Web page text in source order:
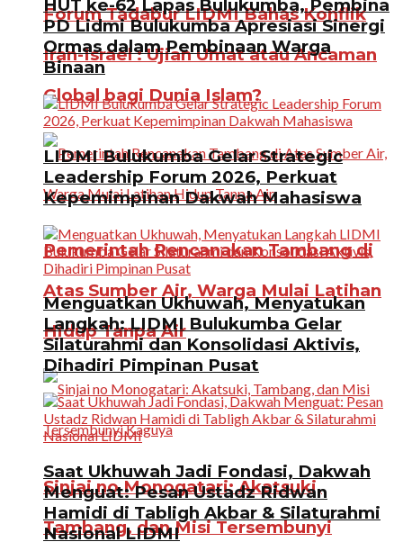
Forum Tadabur LIDMI Bahas Konflik
Iran-Israel : Ujian Umat atau Ancaman
Global bagi Dunia Islam?
Pemerintah Rencanakan Tambang di
Atas Sumber Air, Warga Mulai Latihan
Hidup Tanpa Air
Sinjai no Monogatari: Akatsuki,
Tambang, dan Misi Tersembunyi
HUT ke-62 Lapas Bulukumba, Pembina
PD Lidmi Bulukumba Apresiasi Sinergi
Ormas dalam Pembinaan Warga
Binaan
LIDMI Bulukumba Gelar Strategic
Leadership Forum 2026, Perkuat
Kepemimpinan Dakwah Mahasiswa
Menguatkan Ukhuwah, Menyatukan
Langkah: LIDMI Bulukumba Gelar
Silaturahmi dan Konsolidasi Aktivis,
Dihadiri Pimpinan Pusat
Saat Ukhuwah Jadi Fondasi, Dakwah
Menguat: Pesan Ustadz Ridwan
Hamidi di Tabligh Akbar & Silaturahmi
Nasional LIDMI